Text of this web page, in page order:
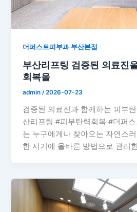
더퍼스트피부과 부산본점
부산리프팅 검증된 의료진
회복을
admin /2026-07-23
검증된 의료진과 함께하는 피부
산리프팅 #피부탄력회복 #더퍼
는 누구에게나 찾아오는 자연스
한 시기에 올바른 방법으로 관리